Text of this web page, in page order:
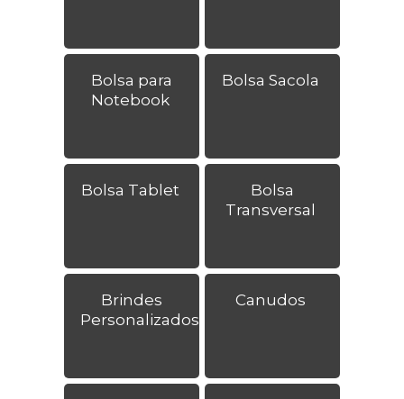
Bolsa para
Notebook
Bolsa Sacola
Bolsa Tablet
Bolsa
Transversal
Brindes
Personalizados
Canudos